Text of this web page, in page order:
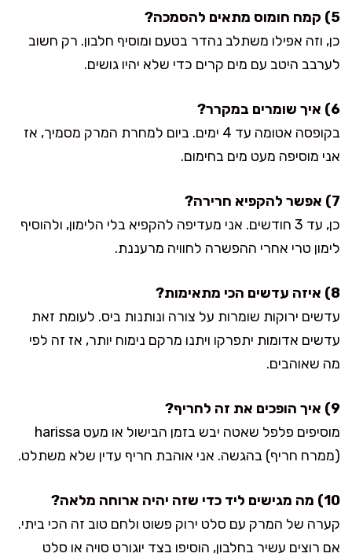
5) קמח חומוס מתאים להסמכה?
כן, וזה אפילו משתלב נהדר בטעם ומוסיף חלבון. רק חשוב
לערבב היטב עם מים קרים כדי שלא יהיו גושים.
6) איך שומרים במקרר?
בקופסה אטומה עד 4 ימים. ביום למחרת המרק מסמיך, אז
אני מוסיפה מעט מים בחימום.
7) אפשר להקפיא חרירה?
כן, עד 3 חודשים. אני מעדיפה להקפיא בלי הלימון, ולהוסיף
לימון טרי אחרי ההפשרה לחוויה מרעננת.
8) איזה עדשים הכי מתאימות?
עדשים ירוקות שומרות על צורה ונותנות ביס. לעומת זאת
עדשים אדומות יתפרקו ויתנו מרקם נימוח יותר, אז זה לפי
מה שאוהבים.
9) איך הופכים את זה לחריף?
מוסיפים פלפל שאטה יבש בזמן הבישול או מעט harissa
(ממרח חריף) בהגשה. אני אוהבת חריף עדין שלא משתלט.
10) מה מגישים ליד כדי שזה יהיה ארוחה מלאה?
קערה של המרק עם סלט ירוק פשוט ולחם טוב זה הכי ביתי.
אם רוצים עשיר בחלבון, הוסיפו בצד יוגורט סויה או סלט